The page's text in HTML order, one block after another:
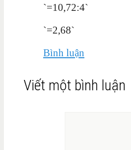
`=10,72:4`
`=2,68`
Bình luận
Viết một bình luận